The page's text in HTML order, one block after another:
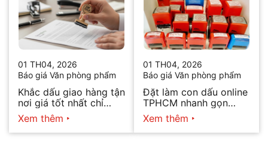
01 TH04, 2026
Báo giá Văn phòng phẩm
Khắc dấu giao hàng tận
nơi giá tốt nhất chỉ
hôm nay
Xem thêm
01 TH04, 2026
Báo giá Văn phòng phẩm
Đặt làm con dấu online
TPHCM nhanh gọn
2026
Xem thêm